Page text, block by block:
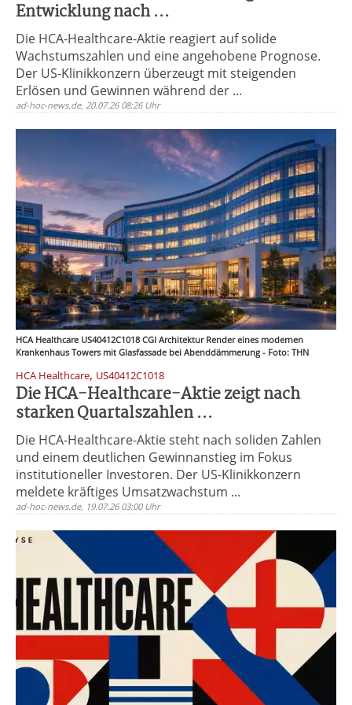
Entwicklung nach ...
Die HCA-Healthcare-Aktie reagiert auf solide
Wachstumszahlen und eine angehobene Prognose.
Der US-Klinikkonzern überzeugt mit steigenden
Erlösen und Gewinnen während der ...
ad-hoc-news.de, 20.07.26 08:26 Uhr
HCA Healthcare US40412C1018 CGI Architektur Render eines modernen
Krankenhaus Towers mit Glasfassade bei Abenddämmerung - Foto: THN
HCA Healthcare, US40412C1018
Die HCA-Healthcare-Aktie zeigt nach
starken Quartalszahlen ...
Die HCA-Healthcare-Aktie steht nach soliden Zahlen
und einem deutlichen Gewinnanstieg im Fokus
institutioneller Investoren. Der US-Klinikkonzern
meldete kräftiges Umsatzwachstum ...
ad-hoc-news.de, 19.07.26 03:00 Uhr